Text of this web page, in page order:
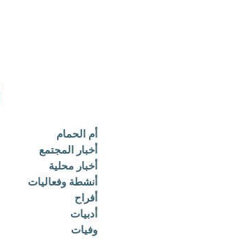
أم الحمام
أخبار المجتمع
أخبار محلية
أنشطة وفعاليات
أفراح
أدبيات
وفيات